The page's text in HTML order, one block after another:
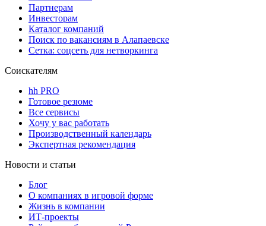
Партнерам
Инвесторам
Каталог компаний
Поиск по вакансиям в Алапаевске
Сетка: соцсеть для нетворкинга
Соискателям
hh PRO
Готовое резюме
Все сервисы
Хочу у вас работать
Производственный календарь
Экспертная рекомендация
Новости и статьи
Блог
О компаниях в игровой форме
Жизнь в компании
ИТ-проекты